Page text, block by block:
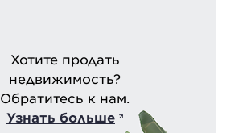
Хотите продать
недвижимость?
Обратитесь к нам.
Узнать больше